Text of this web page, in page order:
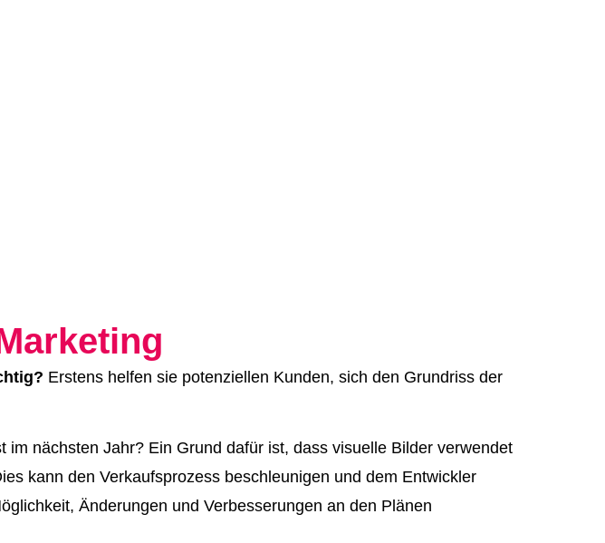
Erstens helfen sie potenziellen Kunden, sich den Grundriss der
im nächsten Jahr? Ein Grund dafür ist, dass visuelle Bilder verwendet
kann den Verkaufsprozess beschleunigen und dem Entwickler
Änderungen und Verbesserungen an den Plänen